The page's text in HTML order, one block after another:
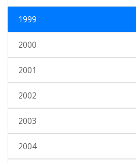
1999
2000
2001
2002
2003
2004